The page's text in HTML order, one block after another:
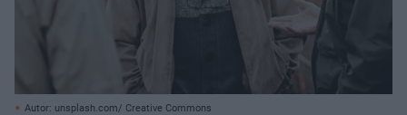
Autor: unsplash.com/ Creative Commons